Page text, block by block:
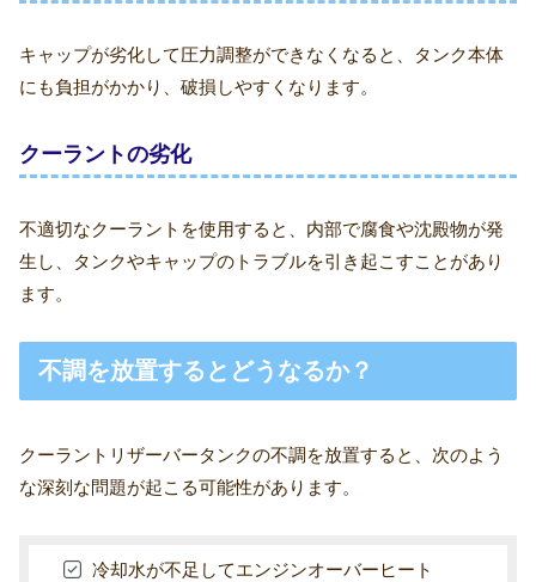
キャップが劣化して圧力調整ができなくなると、タンク本体
にも負担がかかり、破損しやすくなります。
クーラントの劣化
不適切なクーラントを使用すると、内部で腐食や沈殿物が発
生し、タンクやキャップのトラブルを引き起こすことがあり
ます。
不調を放置するとどうなるか？
クーラントリザーバータンクの不調を放置すると、次のよう
な深刻な問題が起こる可能性があります。
冷却水が不足してエンジンオーバーヒート